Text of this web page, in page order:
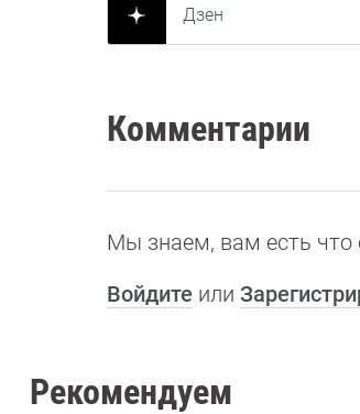
Дзен
Комментарии
Мы знаем, вам есть что
Войдите или
Рекомендуем